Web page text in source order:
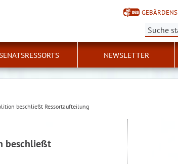
Suche:
SENATSRESSORTS NEWSLETTER
beschließt Ressortaufteilung
beschließt